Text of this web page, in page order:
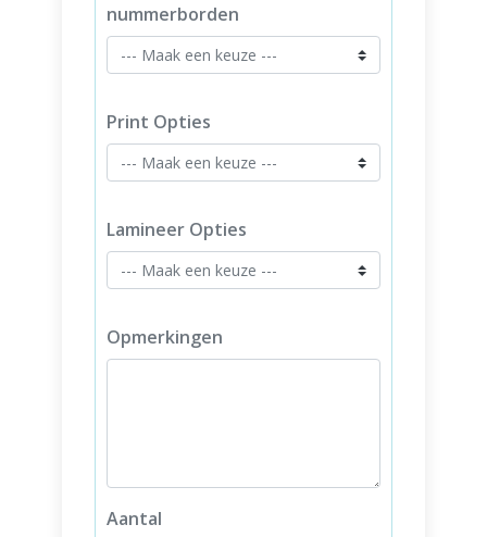
nummerborden
Print Opties
Lamineer Opties
Opmerkingen
Aantal